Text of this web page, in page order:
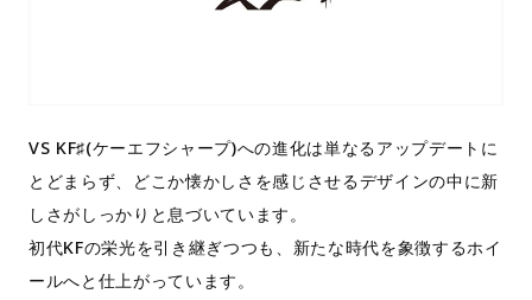
VS KF♯(ケーエフシャープ)への進化は単なるアップデートに
とどまらず、どこか懐かしさを感じさせるデザインの中に新
しさがしっかりと息づいています。
初代KFの栄光を引き継ぎつつも、新たな時代を象徴するホイ
ールへと仕上がっています。